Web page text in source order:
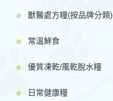
獸醫處方糧(按品牌分類)
常溫鮮食
優質凍乾/風乾脫水糧
日常健康糧